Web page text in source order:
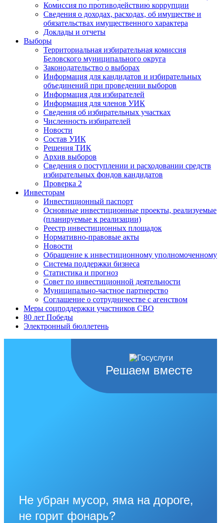
Комиссия по противодействию коррупции
Сведения о доходах, расходах, об имуществе и
обязательствах имущественного характера
Доклады и отчеты
Выборы
Территориальная избирательная комиссия
Беловского муниципального округа
Законодательство о выборах
Информация для кандидатов и избирательных
объединений при проведении выборов
Информация для избирателей
Информация для членов УИК
Сведения об избирательных участках
Численность избирателей
Новости
Состав УИК
Решения ТИК
Архив выборов
Сведения о поступлении и расходовании средств
избирательных фондов кандидатов
Проверка 2
Инвесторам
Инвестиционный паспорт
Основные инвестиционные проекты, реализуемые
(планируемые к реализации)
Реестр инвестиционных площадок
Нормативно-правовые акты
Новости
Обращение к инвестиционному уполномоченному
Система поддержки бизнеса
Статистика и прогноз
Совет по инвестиционной деятельности
Муниципально-частное партнерство
Соглашение о сотрудничестве с агенством
Меры соцподдержки участников СВО
80 лет Победы
Электронный бюллетень
Решаем вместе
Не убран мусор, яма на дороге,
не горит фонарь?